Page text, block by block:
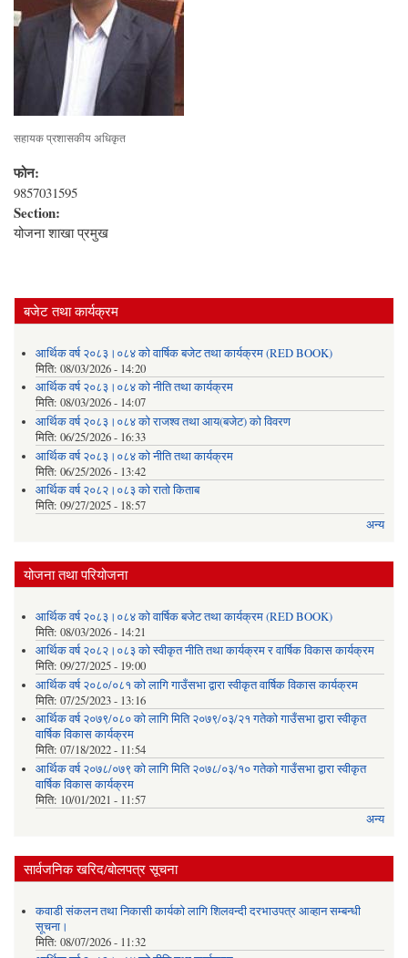
सहायक प्रशासकीय अधिकृत
फोन:
9857031595
Section:
योजना शाखा प्रमुख
बजेट तथा कार्यक्रम
आर्थिक वर्ष २०८३।०८४ को वार्षिक बजेट तथा कार्यक्रम (RED BOOK)
मिति: 08/03/2026 - 14:20
आर्थिक वर्ष २०८३।०८४ को नीति तथा कार्यक्रम
मिति: 08/03/2026 - 14:07
आर्थिक वर्ष २०८३।०८४ को राजश्व तथा आय(बजेट) को विवरण
मिति: 06/25/2026 - 16:33
आर्थिक वर्ष २०८३।०८४ को नीति तथा कार्यक्रम
मिति: 06/25/2026 - 13:42
आर्थिक वर्ष २०८२।०८३ को रातो किताब
मिति: 09/27/2025 - 18:57
अन्य
योजना तथा परियोजना
आर्थिक वर्ष २०८३।०८४ को वार्षिक बजेट तथा कार्यक्रम (RED BOOK)
मिति: 08/03/2026 - 14:21
आर्थिक वर्ष २०८२।०८३ को स्वीकृत नीति तथा कार्यक्रम र वार्षिक विकास कार्यक्रम
मिति: 09/27/2025 - 19:00
आर्थिक वर्ष २०८०/०८१ को लागि गाउँसभा द्वारा स्वीकृत वार्षिक विकास कार्यक्रम
मिति: 07/25/2023 - 13:16
आर्थिक वर्ष २०७९/०८० को लागि मिति २०७९/०३/२१ गतेको गाउँसभा द्वारा स्वीकृत
वार्षिक विकास कार्यक्रम
मिति: 07/18/2022 - 11:54
आर्थिक वर्ष २०७८/०७९ को लागि मिति २०७८/०३/१० गतेको गाउँसभा द्वारा स्वीकृत
वार्षिक विकास कार्यक्रम
मिति: 10/01/2021 - 11:57
अन्य
सार्वजनिक खरिद/बोलपत्र सूचना
कवाडी संकलन तथा निकासी कार्यको लागि शिलवन्दी दरभाउपत्र आव्हान सम्बन्धी
सूचना।
मिति: 08/07/2026 - 11:32